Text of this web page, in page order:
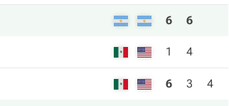
6 6
1 4
6 3 4